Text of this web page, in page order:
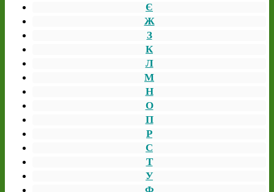
Є
Ж
З
К
Л
М
Н
О
П
Р
С
Т
У